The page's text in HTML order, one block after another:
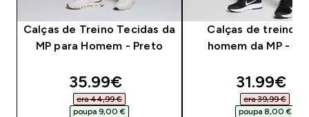
Calças de Treino Tecidas da
MP para Homem - Preto
discounted price
35.99€‎
era 44,99 €‎
poupa 9,00 €‎
Calças de treino
homem da MP -
31.99€‎
era 39,99 €‎
poupa 8,00 €‎